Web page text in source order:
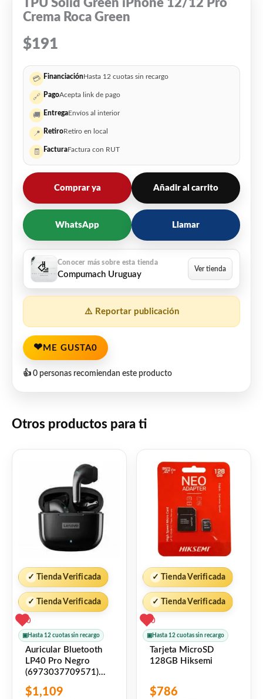
TPU Solid Green iPhone 12/12 Pro
Crema Roca Green
$191
💳 FinanciaciónHasta 12 cuotas sin recargo
🔗 PagoAcepta link de pago
🚚 EntregaEnvíos al interior
📍 RetiroRetiro en local
🧾 FacturaFactura con RUT
Comprar ya Añadir al carrito
WhatsApp Llamar
Compumach Uruguay
⚠️ Reportar publicación
❤ ME GUSTA0
👍 0 personas recomiendan este producto
Otros productos para ti
✓ Tienda Verificada
✓ Tienda Verificada
0
▣ Hasta 12 cuotas sin recargo
Auricular Bluetooth
LP40 Pro Negro
(6973037709571)
Lenovo
$1,109
✓ Tienda Verificada
✓ Tienda Verificada
0
▣ Hasta 12 cuotas sin recargo
Tarjeta MicroSD
128GB Hiksemi
$786